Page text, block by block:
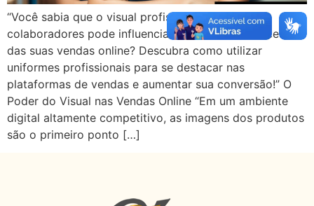
“Você sabia que o visual profissional dos seus
colaboradores pode influenciar diretamente o sucesso
das suas vendas online? Descubra como utilizar
uniformes profissionais para se destacar nas
plataformas de vendas e aumentar sua conversão!” O
Poder do Visual nas Vendas Online “Em um ambiente
digital altamente competitivo, as imagens dos produtos
são o primeiro ponto […]